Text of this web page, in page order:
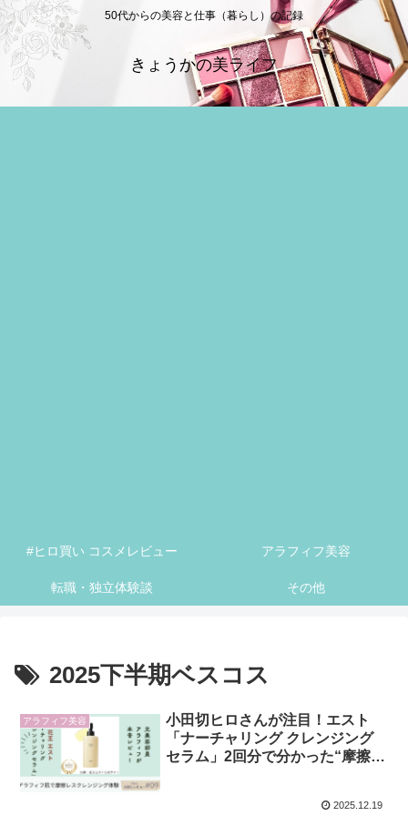
50代からの美容と仕事（暮らし）の記録
きょうかの美ライフ
#ヒロ買い コスメレビュー アラフィフ美容
転職・独立体験談 その他
2025下半期ベスコス
アラフィフ美容
小田切ヒロさんが注目！エスト
「ナーチャリング クレンジング
セラム」2回分で分かった“摩擦レ
2025.12.19